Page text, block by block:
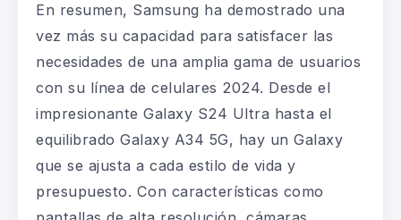
En resumen, Samsung ha demostrado una
vez más su capacidad para satisfacer las
necesidades de una amplia gama de usuarios
con su línea de celulares 2024. Desde el
impresionante Galaxy S24 Ultra hasta el
equilibrado Galaxy A34 5G, hay un Galaxy
que se ajusta a cada estilo de vida y
presupuesto. Con características como